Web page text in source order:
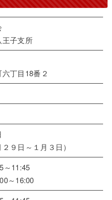
子支所
丁目18番２
９日～１月３日）
～11:45
～16:00